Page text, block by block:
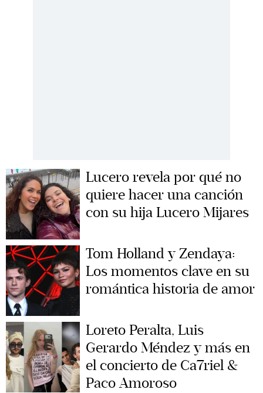
Lucero revela por qué no
quiere hacer una canción
con su hija Lucero Mijares
Tom Holland y Zendaya:
Los momentos clave en su
romántica historia de amor
Loreto Peralta, Luis
Gerardo Méndez y más en
el concierto de Ca7riel &
Paco Amoroso